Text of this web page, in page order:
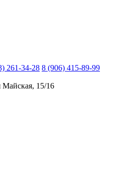
261-34-28 8 (906) 415-89-99
Майская, 15/16